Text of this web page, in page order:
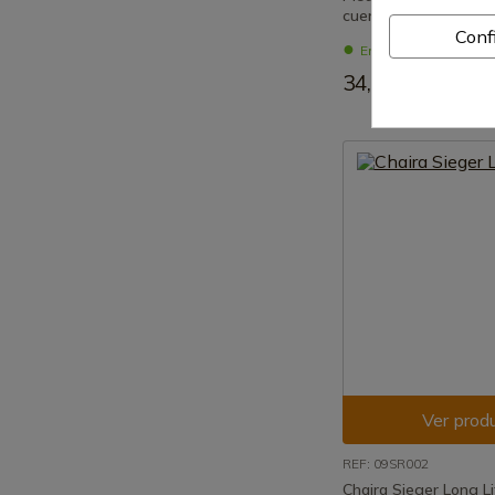
cuero)
En stock - Envío
34,90 €
Ver
REF: 09SR002
Chaira Sieger Long